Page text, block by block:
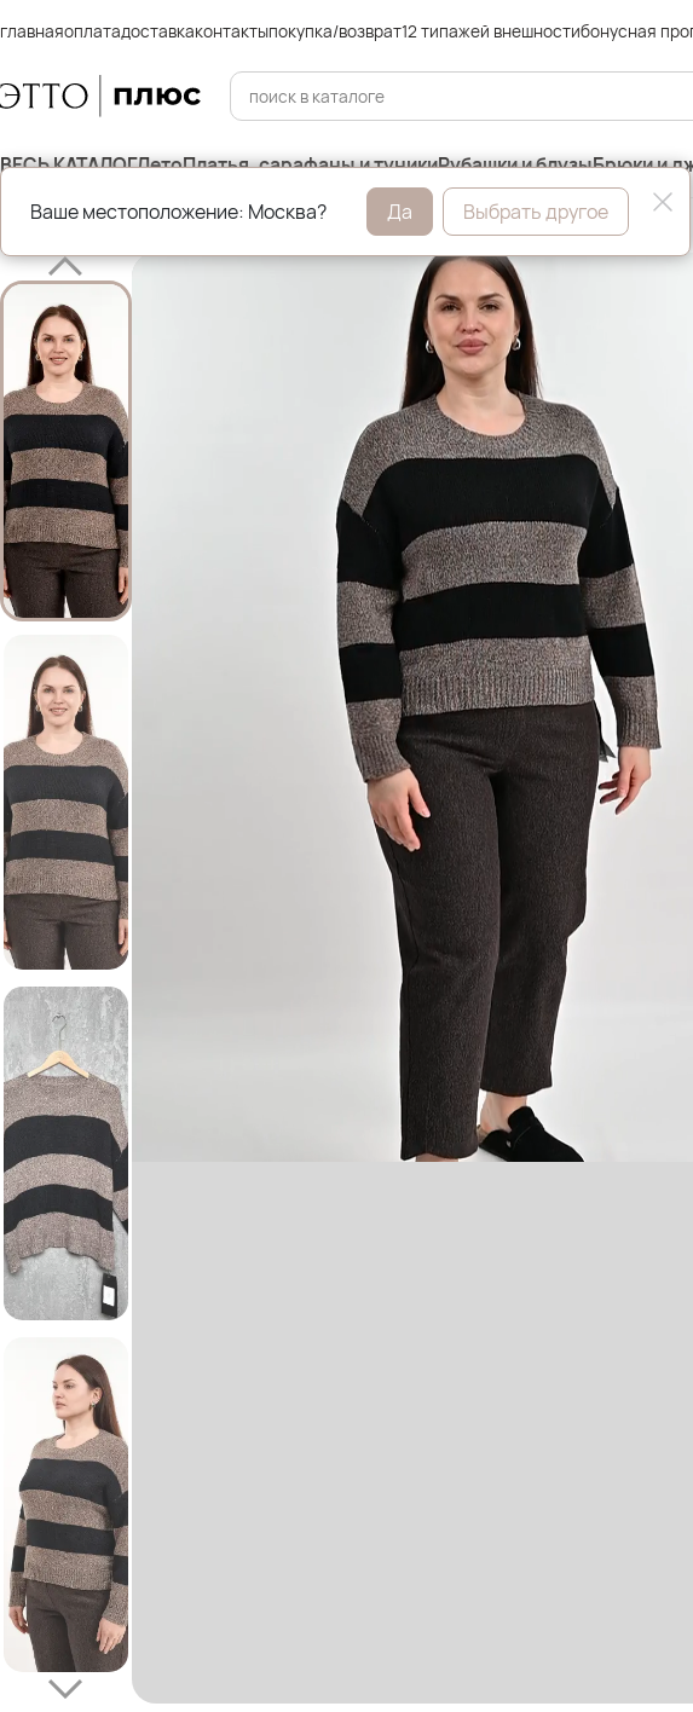
главнаяоплатадоставкаконтактыпокупка/возврат12 типажей внешностибонусная
ВЕСЬ КАТАЛОГЛетоПлатья, сарафаны и туникиРубашки и блузыБрюки и
Главная Джемперы, свитера и кардиганы
Ваше местоположение: Москва? Да Выбрать другое